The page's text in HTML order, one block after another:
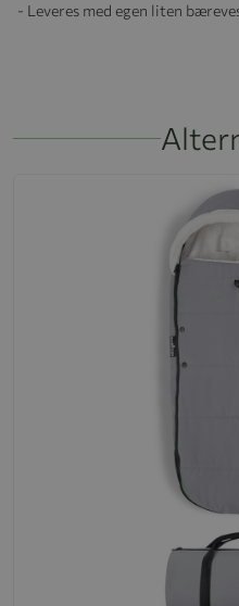
- Leveres med egen liten